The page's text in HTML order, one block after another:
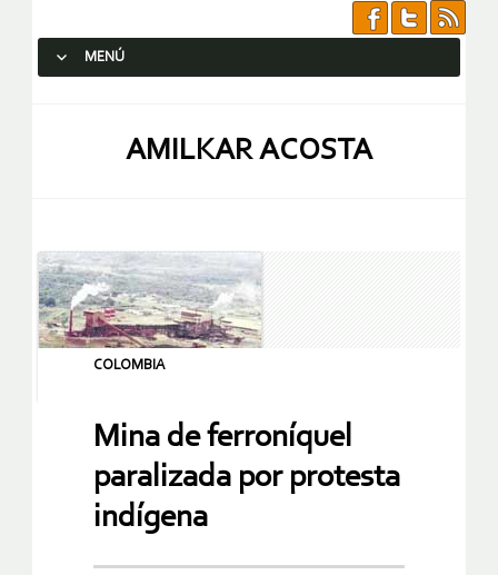
MENÚ
AMILKAR ACOSTA
COLOMBIA
Mina de ferroníquel
paralizada por protesta
indígena